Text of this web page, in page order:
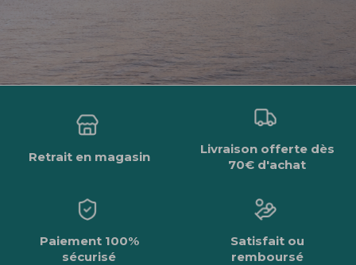
Retrait en magasin
Livraison offerte dès
70€ d'achat
Paiement 100%
sécurisé
Satisfait ou
remboursé